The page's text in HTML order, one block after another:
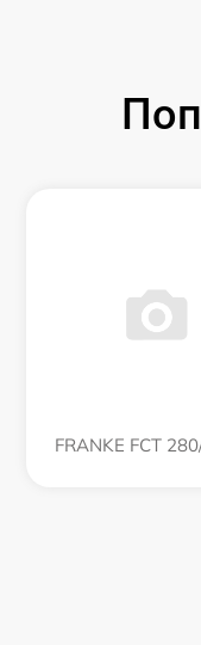
FRANKE FCT